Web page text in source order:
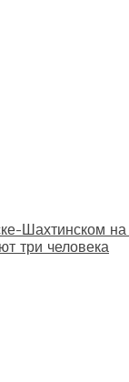
Шахтинском
три человека